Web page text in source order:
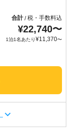
合計/税・手数料込
¥22,740〜
1泊1名あたり¥11,370〜